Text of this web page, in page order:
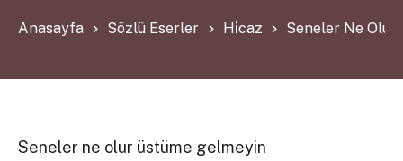
Anasayfa Sözlü Eserler Hi̇caz Seneler Ne Olur
Seneler ne olur üstüme gelmeyin